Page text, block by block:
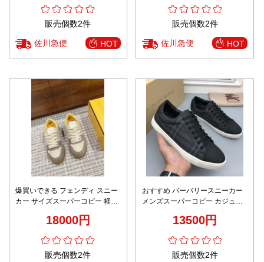
販売個数2件
佐川急便 HOT
販売個数2件
佐川急便 HOT
爆買いできる フェンディ スニー
カー サイズスーパーコピー 軽量
ズ ランニング 男女兼用 グレイ
18000円
販売個数2件
おすすめ バーバリースニーカー
メンズスーパーコピー カジュア
13500円
販売個数2件